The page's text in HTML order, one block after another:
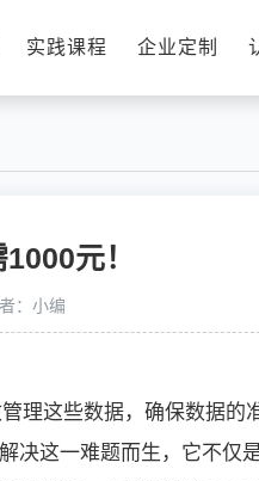
实践课程 企业定制
元！
：小编
理这些数据，确保数据的
决这一难题而生，它不仅